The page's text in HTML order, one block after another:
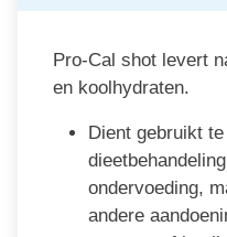
Pro-Cal shot levert
en koolhydraten.
Dient gebruikt
ondervoeding,
andere